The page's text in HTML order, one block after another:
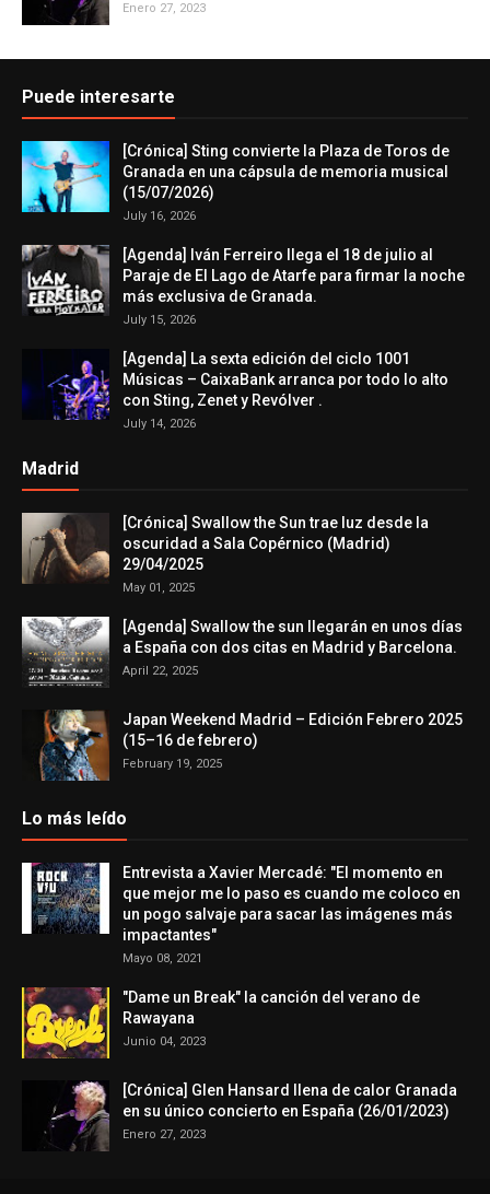
Enero 27, 2023
Puede interesarte
[Crónica] Sting convierte la Plaza de Toros de
Granada en una cápsula de memoria musical
(15/07/2026)
July 16, 2026
[Agenda] Iván Ferreiro llega el 18 de julio al
Paraje de El Lago de Atarfe para firmar la noche
más exclusiva de Granada.
July 15, 2026
[Agenda] La sexta edición del ciclo 1001
Músicas – CaixaBank arranca por todo lo alto
con Sting, Zenet y Revólver .
July 14, 2026
Madrid
[Crónica] Swallow the Sun trae luz desde la
oscuridad a Sala Copérnico (Madrid)
29/04/2025
May 01, 2025
[Agenda] Swallow the sun llegarán en unos días
a España con dos citas en Madrid y Barcelona.
April 22, 2025
Japan Weekend Madrid – Edición Febrero 2025
(15–16 de febrero)
February 19, 2025
Lo más leído
Entrevista a Xavier Mercadé: "El momento en
que mejor me lo paso es cuando me coloco en
un pogo salvaje para sacar las imágenes más
impactantes"
Mayo 08, 2021
"Dame un Break" la canción del verano de
Rawayana
Junio 04, 2023
[Crónica] Glen Hansard llena de calor Granada
en su único concierto en España (26/01/2023)
Enero 27, 2023